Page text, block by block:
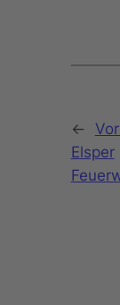
←
Elsper